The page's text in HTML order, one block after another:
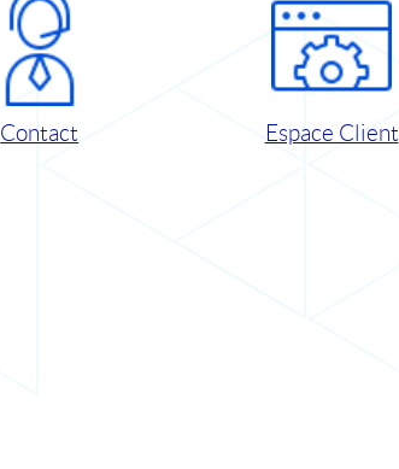
Contact Espace Client